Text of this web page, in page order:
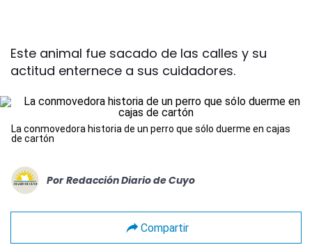
Este animal fue sacado de las calles y su
actitud enternece a sus cuidadores.
La conmovedora historia de un perro que sólo duerme en cajas
de cartón
Por Redacción Diario de Cuyo
Compartir